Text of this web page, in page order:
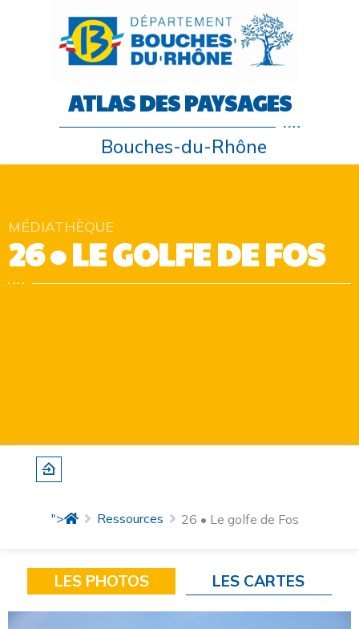
ATLAS DES PAYSAGES
Bouches-du-Rhône
MÉDIATHÈQUE
26 • LE GOLFE DE FOS
"> Ressources 26 • Le golfe de Fos
LES PHOTOS LES CARTES